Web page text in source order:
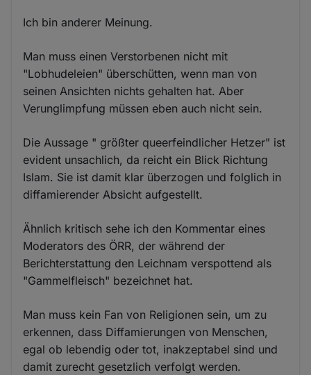
Ich bin anderer Meinung.
Man muss einen Verstorbenen nicht mit
"Lobhudeleien" überschütten, wenn man von
seinen Ansichten nichts gehalten hat. Aber
Verunglimpfung müssen eben auch nicht sein.
Die Aussage " größter queerfeindlicher Hetzer" ist
evident unsachlich, da reicht ein Blick Richtung
Islam. Sie ist damit klar überzogen und folglich in
diffamierender Absicht aufgestellt.
Ähnlich kritisch sehe ich den Kommentar eines
Moderators des ÖRR, der während der
Berichterstattung den Leichnam verspottend als
"Gammelfleisch" bezeichnet hat.
Man muss kein Fan von Religionen sein, um zu
erkennen, dass Diffamierungen von Menschen,
egal ob lebendig oder tot, inakzeptabel sind und
damit zurecht gesetzlich verfolgt werden.